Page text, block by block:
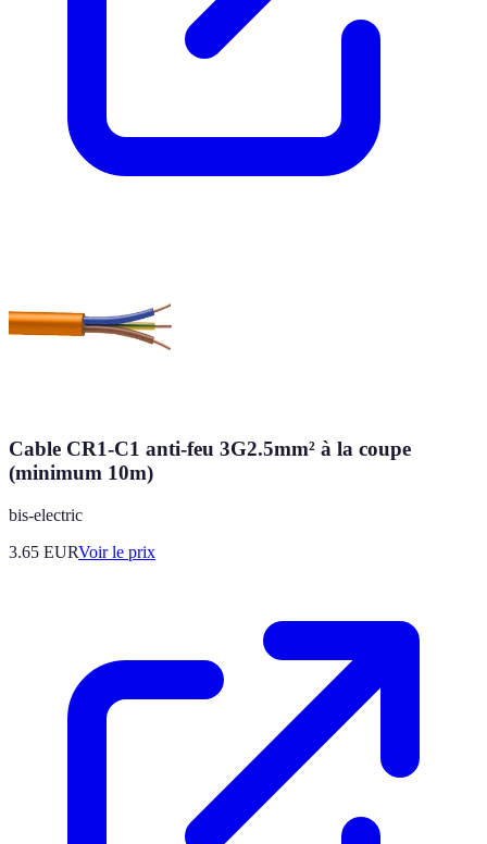
Cable CR1-C1 anti-feu 3G2.5mm² à la coupe
(minimum 10m)
bis-electric
3.65 EURVoir le prix